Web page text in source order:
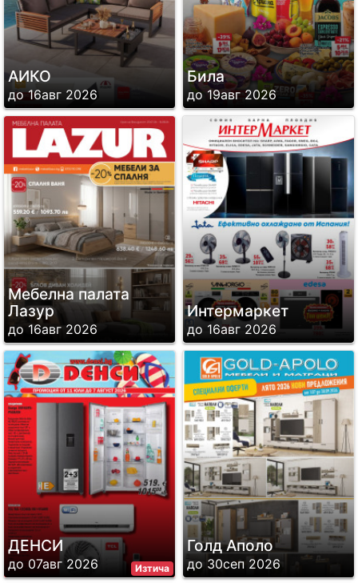
АИКО
до 16авг 2026
Била
до 19авг 2026
Мебелна палата
Лазур
до 16авг 2026
Интермаркет
до 16авг 2026
Изтича
ДЕНСИ
до 07авг 2026
Голд Аполо
до 30сеп 2026